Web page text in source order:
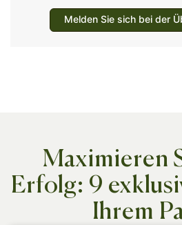
Melden Sie sich bei der
Maximieren
Erfolg: 9
Ihrem